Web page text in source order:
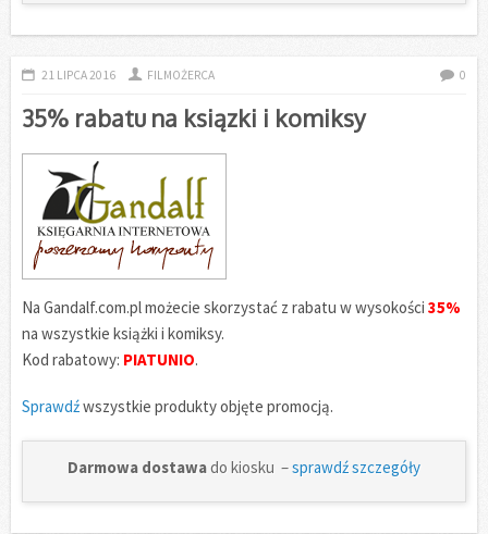
21 LIPCA 2016 FILMOŻERCA 0
35% rabatu na ksiązki i komiksy
Na Gandalf.com.pl możecie skorzystać z rabatu w wysokości 35%
na wszystkie książki i komiksy.
Kod rabatowy: PIATUNIO.
Sprawdźwszystkie produkty objęte promocją.
Darmowa dostawado kiosku –sprawdź szczegóły